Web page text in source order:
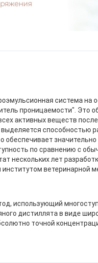
система
проницаемости". Это
активных веществ
способностью
обеспечивает
по сравнению с
нескольких лет
ветеринарной
использующий
дистиллята в виде
точной